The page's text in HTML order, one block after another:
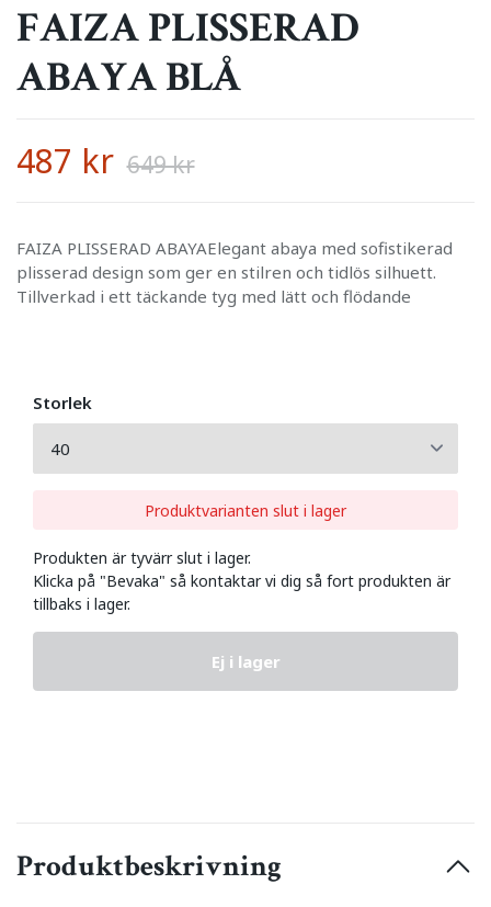
FAIZA PLISSERAD
ABAYA BLÅ
487 kr 649 kr
FAIZA PLISSERAD ABAYAElegant abaya med sofistikerad
plisserad design som ger en stilren och tidlös silhuett.
Tillverkad i ett täckande tyg med lätt och flödande
Storlek
Produktvarianten slut i lager
Produkten är tyvärr slut i lager.
Klicka på "Bevaka" så kontaktar vi dig så fort produkten är
tillbaks i lager.
Ej i lager
Produktbeskrivning